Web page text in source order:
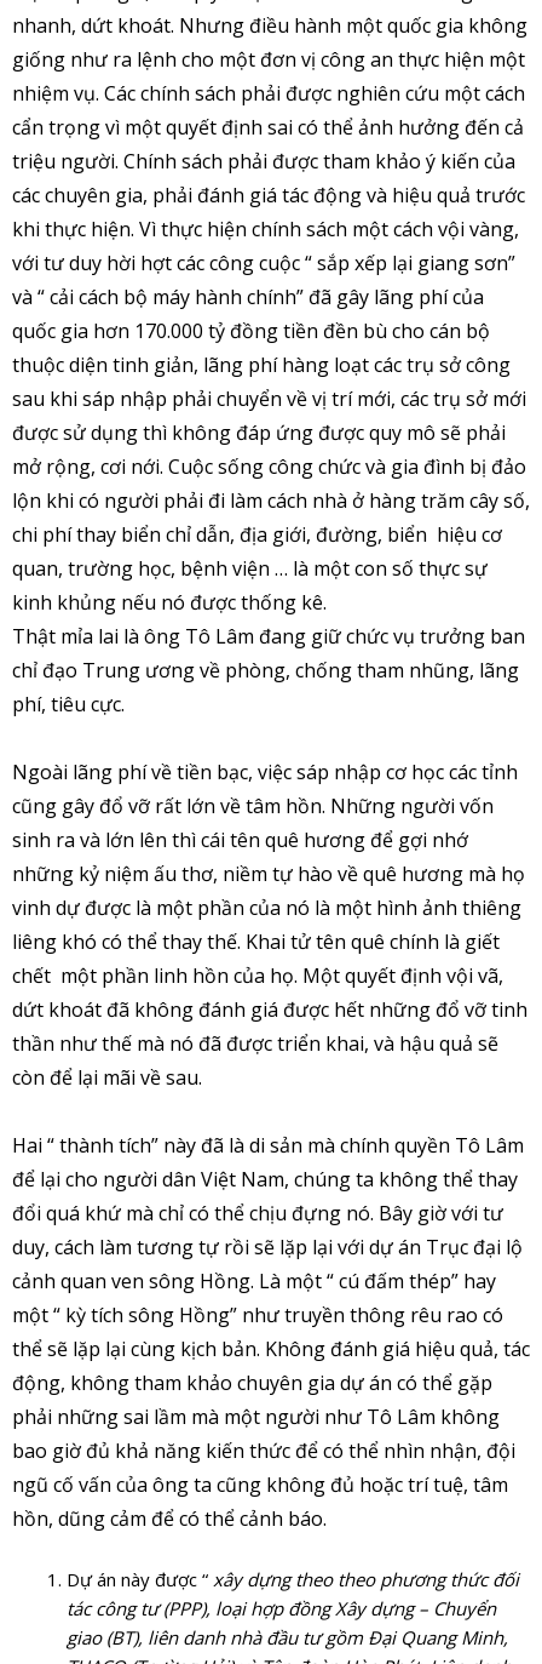
nhanh, dứt khoát. Nhưng điều hành một quốc gia không
giống như ra lệnh cho một đơn vị công an thực hiện một
nhiệm vụ. Các chính sách phải được nghiên cứu một cách
cẩn trọng vì một quyết định sai có thể ảnh hưởng đến cả
triệu người. Chính sách phải được tham khảo ý kiến của
các chuyên gia, phải đánh giá tác động và hiệu quả trước
khi thực hiện. Vì thực hiện chính sách một cách vội vàng,
với tư duy hời hợt các công cuộc “ sắp xếp lại giang sơn”
và “ cải cách bộ máy hành chính” đã gây lãng phí của
quốc gia hơn 170.000 tỷ đồng tiền đền bù cho cán bộ
thuộc diện tinh giản, lãng phí hàng loạt các trụ sở công
sau khi sáp nhập phải chuyển về vị trí mới, các trụ sở mới
được sử dụng thì không đáp ứng được quy mô sẽ phải
mở rộng, cơi nới. Cuộc sống công chức và gia đình bị đảo
lộn khi có người phải đi làm cách nhà ở hàng trăm cây số,
chi phí thay biển chỉ dẫn, địa giới, đường, biển hiệu cơ
quan, trường học, bệnh viện … là một con số thực sự
kinh khủng nếu nó được thống kê.
Thật mỉa lai là ông Tô Lâm đang giữ chức vụ trưởng ban
chỉ đạo Trung ương về phòng, chống tham nhũng, lãng
phí, tiêu cực.
Ngoài lãng phí về tiền bạc, việc sáp nhập cơ học các tỉnh
cũng gây đổ vỡ rất lớn về tâm hồn. Những người vốn
sinh ra và lớn lên thì cái tên quê hương để gợi nhớ
những kỷ niệm ấu thơ, niềm tự hào về quê hương mà họ
vinh dự được là một phần của nó là một hình ảnh thiêng
liêng khó có thể thay thế. Khai tử tên quê chính là giết
chết một phần linh hồn của họ. Một quyết định vội vã,
dứt khoát đã không đánh giá được hết những đổ vỡ tinh
thần như thế mà nó đã được triển khai, và hậu quả sẽ
còn để lại mãi về sau.
Hai “ thành tích” này đã là di sản mà chính quyền Tô Lâm
để lại cho người dân Việt Nam, chúng ta không thể thay
đổi quá khứ mà chỉ có thể chịu đựng nó. Bây giờ với tư
duy, cách làm tương tự rồi sẽ lặp lại với dự án Trục đại lộ
cảnh quan ven sông Hồng. Là một “ cú đấm thép” hay
một “ kỳ tích sông Hồng” như truyền thông rêu rao có
thể sẽ lặp lại cùng kịch bản. Không đánh giá hiệu quả, tác
động, không tham khảo chuyên gia dự án có thể gặp
phải những sai lầm mà một người như Tô Lâm không
bao giờ đủ khả năng kiến thức để có thể nhìn nhận, đội
ngũ cố vấn của ông ta cũng không đủ hoặc trí tuệ, tâm
hồn, dũng cảm để có thể cảnh báo.
Dự án này được “ xây dựng theo theo phương thức đối
tác công tư (PPP), loại hợp đồng Xây dựng – Chuyển
giao (BT), liên danh nhà đầu tư gồm Đại Quang Minh,